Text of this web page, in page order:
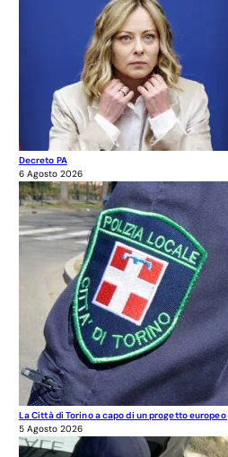
Decreto PA
6 Agosto 2026
La Città di Torino a capo di un progetto
5 Agosto 2026